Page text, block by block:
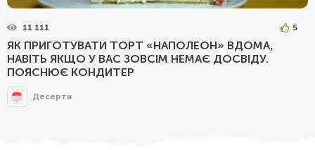
11 111 5
ЯК ПРИГОТУВАТИ ТОРТ «НАПОЛЕОН» ВДОМА,
НАВІТЬ ЯКЩО У ВАС ЗОВСІМ НЕМАЄ ДОСВІДУ.
ПОЯСНЮЄ КОНДИТЕР
Десерти